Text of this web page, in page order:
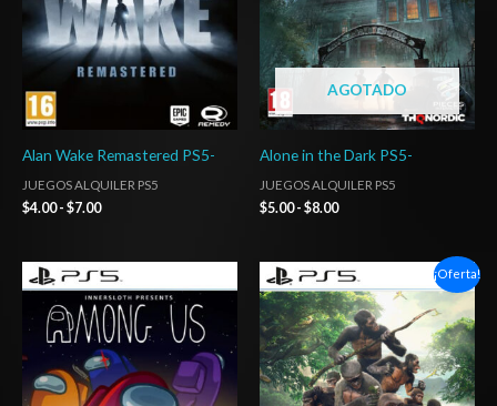
Alan Wake Remastered PS5-
JUEGOS ALQUILER PS5
$4.00 - $7.00
AGOTADO
Alone in the Dark PS5-
JUEGOS ALQUILER PS5
$5.00 - $8.00
Rango
de
precios:
desde
$2.00
hasta
$4.00
¡Oferta!
Rango
de
precios:
desde
$3.00
hasta
$6.00